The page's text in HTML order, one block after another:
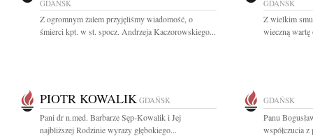
GDAŃSK
Z ogromnym żalem przyjęliśmy wiadomość, o
śmierci kpt. w st. spocz. Andrzeja Kaczorowskiego...
GDAŃSK
Z wielkim
wieczną wartę
PIOTR KOWALIK GDAŃSK
Pani dr n.med. Barbarze Sęp-Kowalik i Jej
najbliższej Rodzinie wyrazy głębokiego...
GDAŃSK
Panu
współczucia